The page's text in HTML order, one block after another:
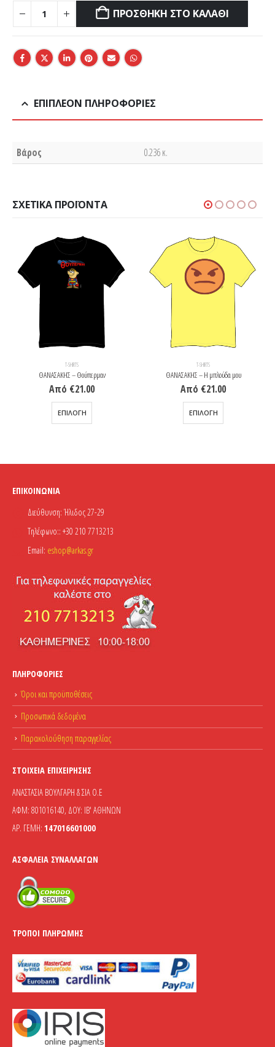
ΠΡΟΣΘΉΚΗ ΣΤΟ ΚΑΛΆΘΙ
ΕΠΙΠΛΈΟΝ ΠΛΗΡΟΦΟΡΊΕΣ
Βάρος 0.236 κ.
ΣΧΕΤΙΚΆ ΠΡΟΪΌΝΤΑ
T-SHIRTS
ΘΑΝΑΣΑΚΗΣ – Θούπερμαν
Από €21.00
ΕΠΙΛΟΓΉ
Αυτό το προϊόν έχει πολλαπλές παραλλαγές. Οι επιλογές μπορούν να επιλεγούν στη σελίδα του προϊόντος
T-SHIRTS
ΘΑΝΑΣΑΚΗΣ – Η μπλούδα μου
Από €21.00
ΕΠΙΛΟΓΉ
Αυτό το προϊόν έχει πολλαπλές παραλλαγές. Οι επιλογές μπορούν να επιλεγούν στη σελίδα του προϊόντος
ΕΠΙΚΟΙΝΩΝΊΑ
Διεύθυνση: Ήλιδος 27-29
Τηλέφωνο:: +30 210 7713213
Email: eshop@arkas.gr
ΠΛΗΡΟΦΟΡΊΕΣ
Όροι και προϋποθέσεις
Προσωπικά δεδομένα
Παρακολούθηση παραγγελίας
ΣΤΟΙΧΕΊΑ ΕΠΙΧΕΊΡΗΣΗΣ
ΑΝΑΣΤΑΣΙΑ ΒΟΥΛΓΑΡΗ & ΣΙΑ Ο.Ε
ΑΦΜ: 801016140, ΔΟΥ: ΙΒ' ΑΘΗΝΩΝ
ΑΡ. ΓΕΜΗ: 147016601000
ΑΣΦΆΛΕΙΑ ΣΥΝΑΛΛΑΓΏΝ
ΤΡΌΠΟΙ ΠΛΗΡΩΜΉΣ